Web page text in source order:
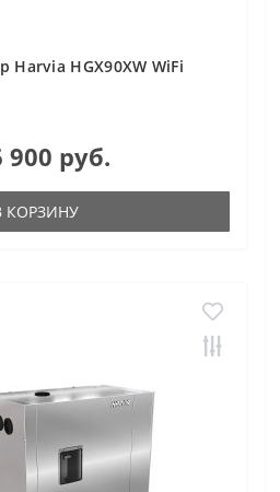
Harvia HGX90XW WiFi
900 руб.
КОРЗИНУ